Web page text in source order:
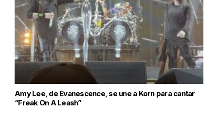
Amy Lee, de Evanescence, se une a Korn para cantar
“Freak On A Leash”